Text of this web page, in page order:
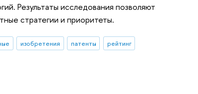
Результаты исследования позволяют
стратегии и приоритеты.
изобретения патенты
рейтинг